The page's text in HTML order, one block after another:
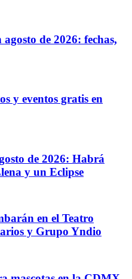
de 2026: fechas,
y eventos gratis en
de 2026: Habrá
y un Eclipse
en el Teatro
y Grupo Yndio